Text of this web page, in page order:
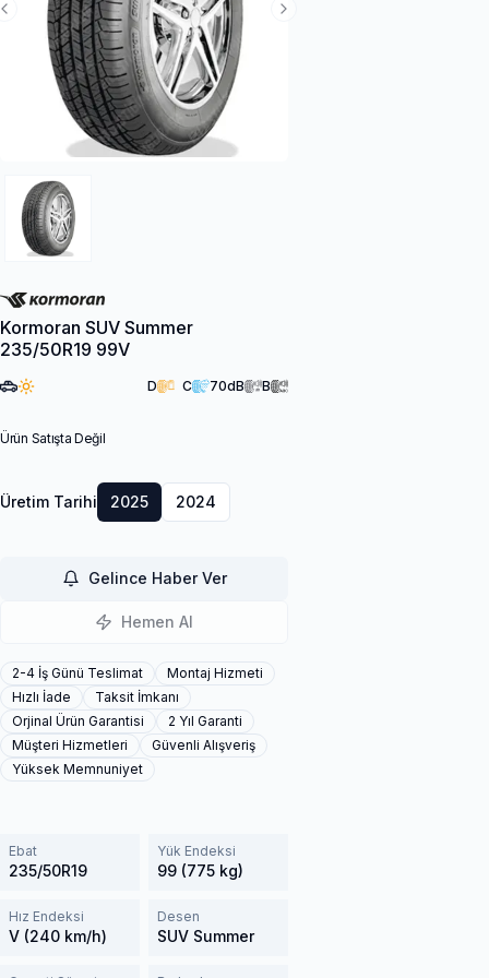
Next Slide
Previous Slide
Kormoran SUV Summer
235/50R19 99V
D C 70dB B
Ürün Satışta Değil
Üretim Tarihi 2025 2024
Gelince Haber Ver
Hemen Al
2-4 İş Günü Teslimat
Montaj Hizmeti
Hızlı İade
Taksit İmkanı
Orjinal Ürün Garantisi
2 Yıl Garanti
Müşteri Hizmetleri
Güvenli Alışveriş
Yüksek Memnuniyet
Ebat
235/50R19
Yük Endeksi
99 (775 kg)
Hız Endeksi
V (240 km/h)
Desen
SUV Summer